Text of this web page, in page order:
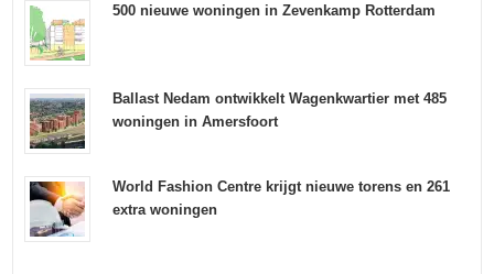
500 nieuwe woningen in Zevenkamp Rotterdam
Ballast Nedam ontwikkelt Wagenkwartier met 485
woningen in Amersfoort
World Fashion Centre krijgt nieuwe torens en 261
extra woningen